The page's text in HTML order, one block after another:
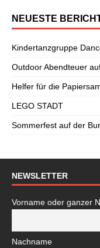
NEUESTE
Kindertanzgruppe
Outdoor Abendteuer
Helfer für die
LEGO STADT
Sommerfest auf der
NEWSLETTER
Vorname oder ganzer
Nachname